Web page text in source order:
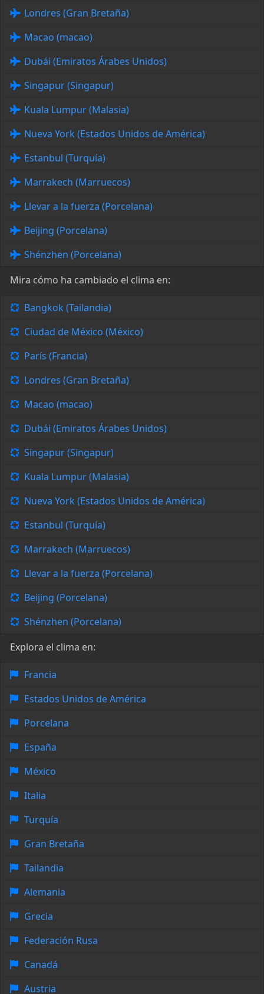
Londres (Gran Bretaña)
Macao (macao)
Dubái (Emiratos Árabes Unidos)
Singapur (Singapur)
Kuala Lumpur (Malasia)
Nueva York (Estados Unidos de América)
Estanbul (Turquía)
Marrakech (Marruecos)
Llevar a la fuerza (Porcelana)
Beijing (Porcelana)
Shénzhen (Porcelana)
Mira cómo ha cambiado el clima en:
Bangkok (Tailandia)
Ciudad de México (México)
París (Francia)
Londres (Gran Bretaña)
Macao (macao)
Dubái (Emiratos Árabes Unidos)
Singapur (Singapur)
Kuala Lumpur (Malasia)
Nueva York (Estados Unidos de América)
Estanbul (Turquía)
Marrakech (Marruecos)
Llevar a la fuerza (Porcelana)
Beijing (Porcelana)
Shénzhen (Porcelana)
Explora el clima en:
Francia
Estados Unidos de América
Porcelana
España
México
Italia
Turquía
Gran Bretaña
Tailandia
Alemania
Grecia
Federación Rusa
Canadá
Austria